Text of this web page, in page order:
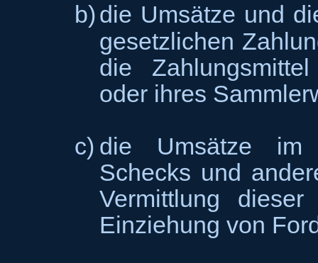
b)die Umsätze und
gesetzlichen
die
oder ihres
c) die Umsätze im
Schecks und
Vermittlung
Einziehung von